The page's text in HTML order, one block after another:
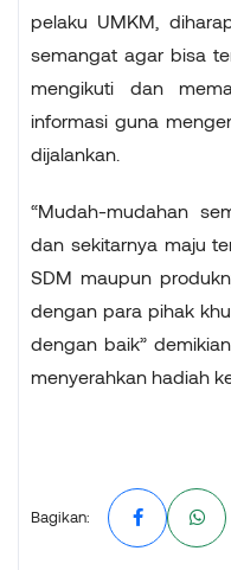
pelaku UMKM,
semangat agar bisa
mengikuti dan
informasi guna
dijalankan.
“Mudah-mudahan
dan sekitarnya maju
SDM maupun
dengan para pihak
dengan baik”
menyerahkan hadiah
Bagikan: